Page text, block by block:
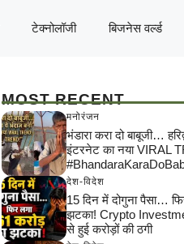
टेक्नोलॉजी बिजनेस वर्ल्ड
MOST RECENT
मनोरंजन
भंडारा करा दो बाबूजी…
इंटरनेट का नया VIRAL
देश-विदेश
15 दिन में दोगुना पैसा…
झटका! Crypto
से हुई करोड़ों की ठगी